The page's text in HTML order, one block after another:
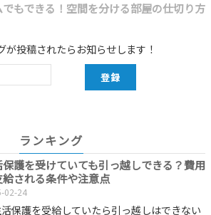
でもできる！空間を分ける部屋の仕切り方
ランキング
保護を受けていても引っ越しできる？費用
給される条件や注意点
02-24
活保護を受給していたら引っ越しはできない
が投稿されたらお知らせします！
登録